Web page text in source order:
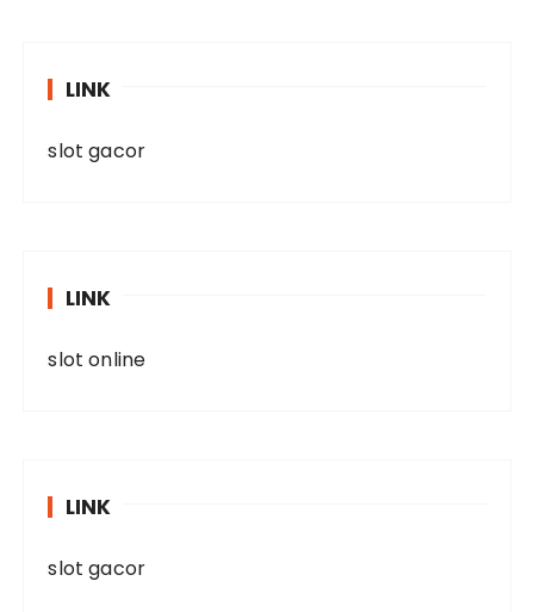
LINK
slot gacor
LINK
slot online
LINK
slot gacor